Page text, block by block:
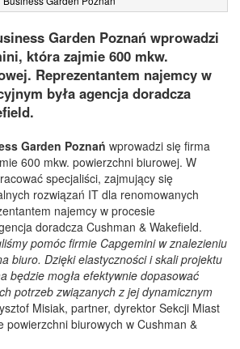
Garden Poznań wprowadzi
która zajmie 600 mkw.
Reprezentantem najemcy w
była agencja doradcza
Garden Poznań wprowadzi się firma
600 mkw. powierzchni biurowej. W
specjaliści, zajmujący się
rozwiązań IT dla renomowanych
najemcy w procesie
doradcza Cushman & Wakefield.
pomóc firmie Capgemini w znalezieniu
biuro. Dzięki elastyczności i skali projektu
będzie mogła efektywnie dopasować
potrzeb związanych z jej dynamicznym
Misiak, partner, dyrektor Sekcji Miast
powierzchni biurowych w Cushman &